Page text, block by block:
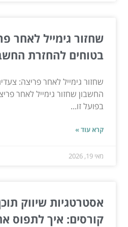
שחזור גימייל לאחר
בטוחים להחזרת
שחזור גימייל לאחר פריצה:
החשבון שחזור גימייל לאחר
בפועל זו...
קרא עוד »
מאי 19, 2026
אסטרטגיות שיווק
קורסים: איך לתפוס